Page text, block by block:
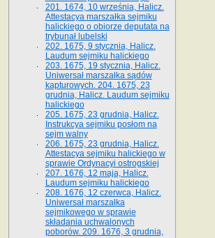
201. 1674, 10 września, Halicz.
Attestacya marszałka sejmiku
halickiego o obiorze deputata na
trybunał lubelski
202. 1675, 9 stycznia, Halicz.
Laudum sejmiku halickiego
203. 1675, 19 stycznia, Halicz.
Uniwersał marszałka sądów
kapturowych. 204. 1675, 23
grudnia, Halicz. Laudum sejmiku
halickiego
205. 1675, 23 grudnia, Halicz.
Instrukcya sejmiku posłom na
sejm walny
206. 1675, 23 grudnia, Halicz.
Attestacya sejmiku halickiego w
sprawie Ordynacyi ostrogskiej
207. 1676, 12 maja, Halicz.
Laudum sejmiku halickiego
208. 1676, 12 czerwca, Halicz.
Uniwersał marszałka
sejmikowego w sprawie
składania uchwalonych
poborów. 209. 1676, 3 grudnia,